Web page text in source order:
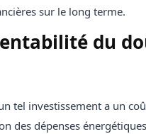
sur le long terme.
du
tel investissement a un
des dépenses